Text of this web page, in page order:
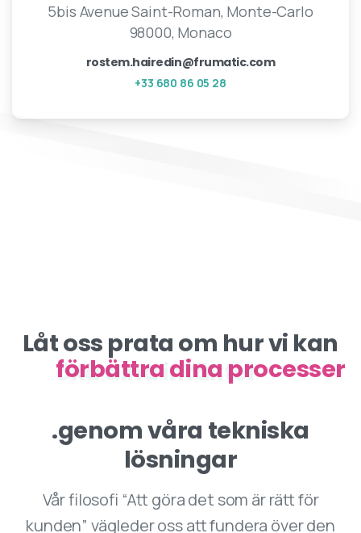
5bis Avenue Saint-Roman, Monte-Carlo
98000, Monaco
rostem.hairedin@frumatic.com
+33 680 86 05 28
Låt oss prata om hur vi kan
öka dina intäkter
.genom våra tekniska
lösningar
Vår filosofi “Att göra det som är rätt för
kunden” vägleder oss att fundera över den